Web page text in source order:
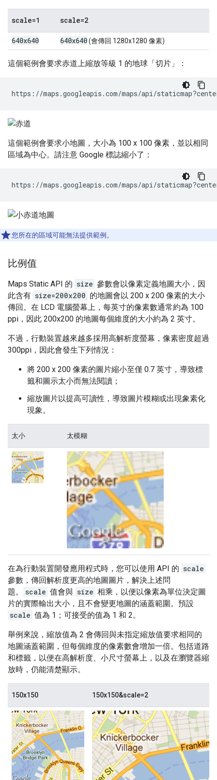
scale=1 scale=2
640x640 640x640(會傳回 1280x1280 像素)
這個範例會要求赤道上縮放等級 1 的地球「切片」：
https://maps.googleapis.com/maps/api/
這個範例會要求小地圖，大小為 100 x 100 像素，並以相同
區域為中心。請注意 Google 標誌縮小了：
https://maps.googleapis.com/maps/api/
您所在的區域可能無法提供範例。
比例值
Maps Static API 的 size 參數會以像素定義地圖大小，因
此含有 size=200x200 的地圖會以 200 x 200 像素的大小
傳回。在 LCD 電腦螢幕上，每英寸的像素數通常約為 100
ppi，因此 200x200 的地圖每個維度的大小約為 2 英寸。
不過，行動裝置越來越多採用高解析度螢幕，像素密度超過
300ppi，因此會發生下列情況：
將 200 x 200 像素的圖片縮小至僅 0.7 英寸，導致標
籤和圖示太小而無法閱讀；
縮放圖片以提高可讀性，導致圖片模糊或出現象素化
現象。
太小 太模糊
在為行動裝置開發應用程式時，您可以使用 API 的 scale
參數，傳回解析度更高的地圖圖片，解決上述問
題。
scale 值會與 size 相乘，以便以像素為單位決定圖
片的實際輸出大小，且不會變更地圖的涵蓋範圍。預設
scale 值為 1；可接受的值為 1 和 2。
舉例來說，縮放值為 2 會傳回與未指定縮放值要求相同的
地圖涵蓋範圍，但每個維度的像素數會增加一倍。包括道路
和標籤，以便在高解析度、小尺寸螢幕上，以及在瀏覽器縮
放時，仍能清楚顯示。
150x150 150x150&scale=2